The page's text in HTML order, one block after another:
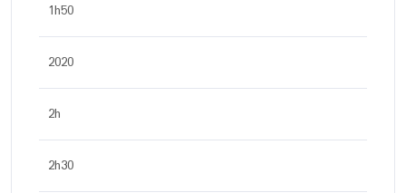
1h50
2020
2h
2h30